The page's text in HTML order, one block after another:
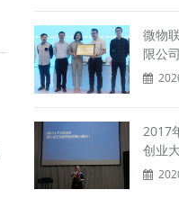
微物
限公
2017
创业